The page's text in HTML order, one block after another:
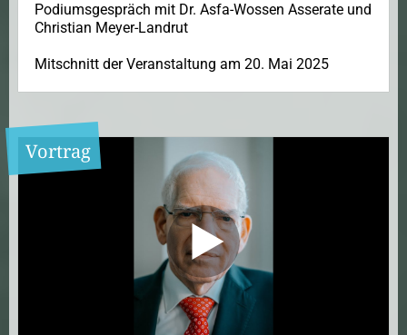
Podiumsgespräch mit Dr. Asfa-Wossen Asserate und
Christian Meyer-Landrut
Mitschnitt der Veranstaltung am 20. Mai 2025
Vortrag